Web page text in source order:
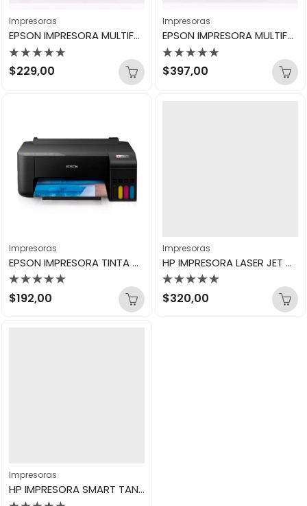
Impresoras
EPSON IMPRESORA MULTIFUNCIONAL L3250
Valorado
con
$229,00
Impresoras
EPSON IMPRESORA MULTIFUNCIONAL L5590
Valorado
con
$397,00
Impresoras
EPSON IMPRESORA TINTA CONTINUA L1250
Valorado
con
$192,00
Impresoras
HP IMPRESORA LASER JET MFP M236SDW
Valorado
con
$320,00
Impresoras
HP IMPRESORA SMART TANK 580